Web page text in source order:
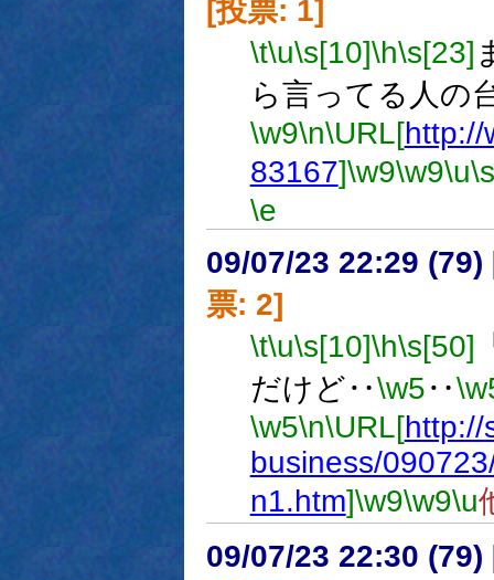
[投票: 1]
\t\u\s[10]\h\s[23]
ら言ってる人の
\w9\n\URL[http://
83167]\w9\w9\u
\e
09/07/23 22:29 (79)
票: 2]
\t\u\s[10]\h\s[50]
だけど‥\w5‥
\w5\n\URL[http://
business/
n1.htm]\w9\w9\u
09/07/23 22:30 (79)